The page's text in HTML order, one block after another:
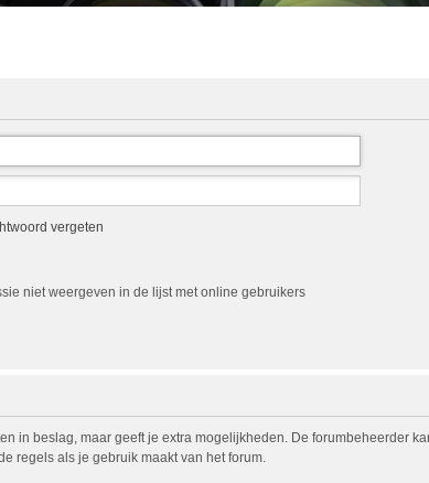
vergeten
niet weergeven in de lijst met online gebruikers
in beslag, maar geeft je extra mogelijkheden. De forumbeheerder
regels als je gebruik maakt van het forum.